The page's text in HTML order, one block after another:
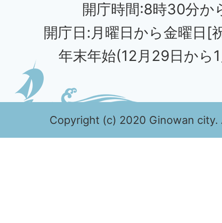
開庁時間:8時30分か
開庁日:月曜日から金曜日[
年末年始(12月29日から
Copyright (c) 2020 Ginowan city.